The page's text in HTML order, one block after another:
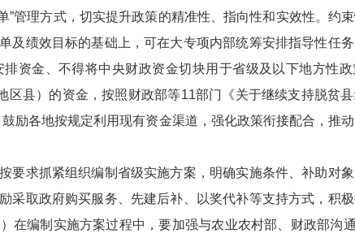
理方式，切实提升政策的精准性、指向性和实效性。约
及绩效目标的基础上，可在大专项内部统筹安排指导性任
资金、不得将中央财政资金切块用于省级及以下地方性
县）的资金，按照财政部等11部门《关于继续支持脱贫
励各地按规定利用现有资金渠道，强化政策衔接配合，推
求抓紧组织编制省级实施方案，明确实施条件、补助对
采取政府购买服务、先建后补、以奖代补等支持方式，积
在编制实施方案过程中，要加强与农业农村部、财政部沟